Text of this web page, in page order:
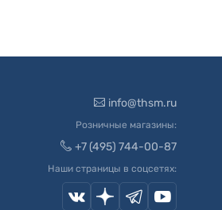
info@thsm.ru
Розничные магазины:
+7 (495) 744-00-87
Наши страницы в соцсетях: